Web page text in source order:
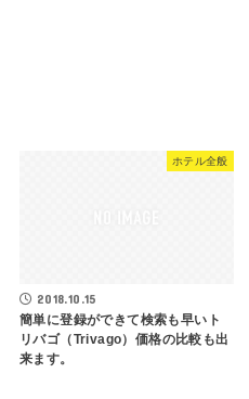
ホテル全般
2018.10.15
簡単に登録ができて検索も早いト
リバゴ（Trivago）価格の比較も出
来ます。